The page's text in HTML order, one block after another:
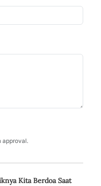
approval.
Kita Berdoa Saat